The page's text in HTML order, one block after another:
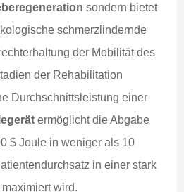
sondern bietet
schmerzlindernde
der Mobilität des
der Rehabilitation
Durchschnittsleistung einer
ermöglicht die Abgabe
$ Joule in weniger als 10
in einer stark
wird.